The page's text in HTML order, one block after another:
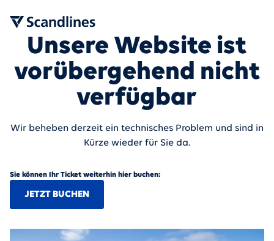
Unsere Website ist
vorübergehend nicht
verfügbar
Wir beheben derzeit ein technisches Problem und sind in
Kürze wieder für Sie da.
Sie können Ihr Ticket weiterhin hier buchen:
JETZT BUCHEN